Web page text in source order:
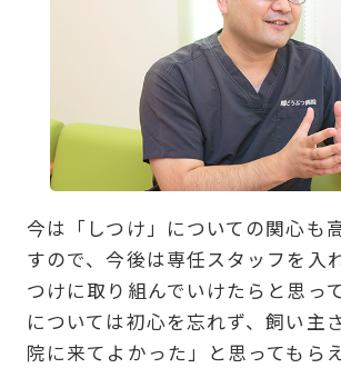
今は「しつけ」についての関心も
すので、今後は専任スタッフを入
つけに取り組んでいけたらと思っ
については初心を忘れず、飼い主
院に来てよかった」と思ってもら